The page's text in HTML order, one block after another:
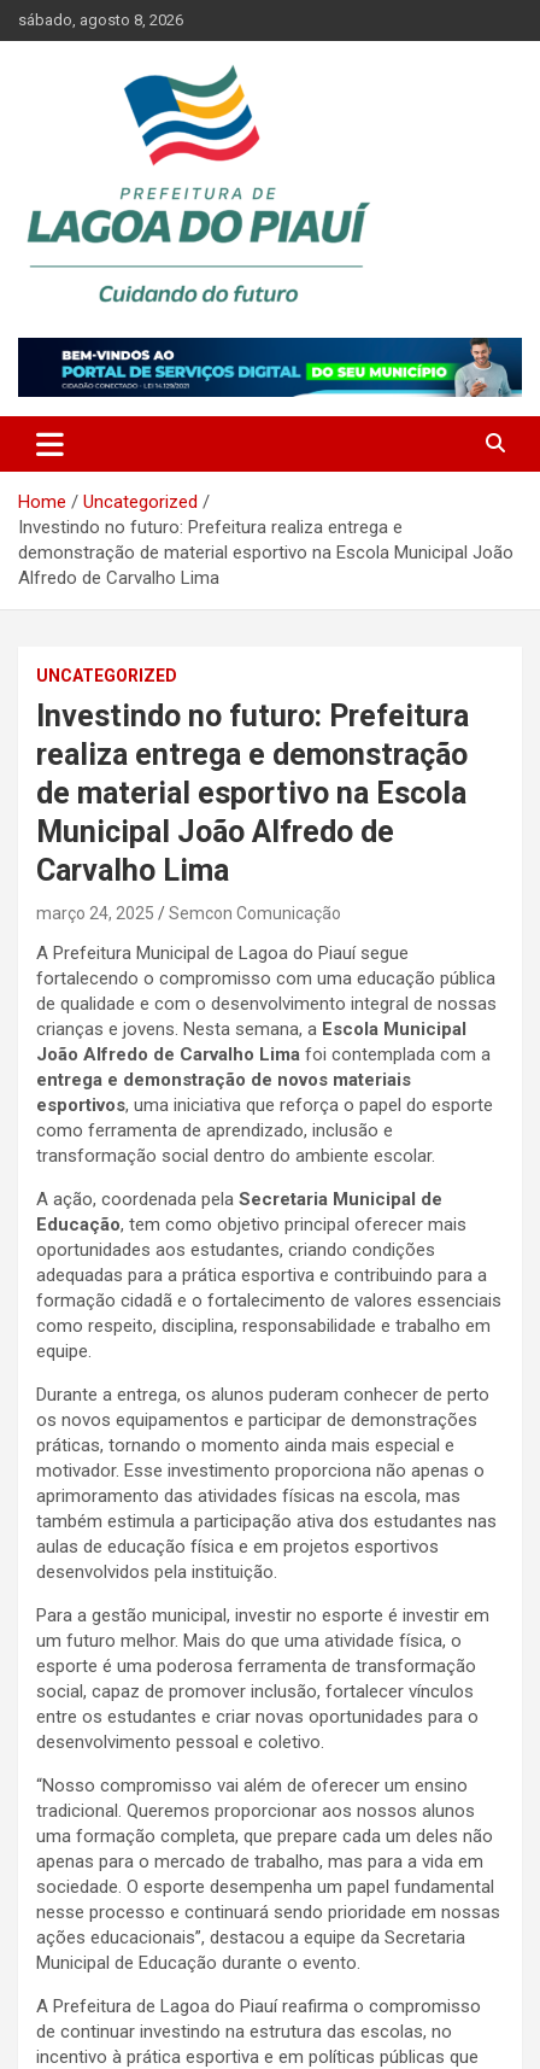
Skip
to
sábado, agosto 8, 2026
PREFEITURA DE LAGOA DO
PIAUÍ
Home
Uncategorized
Investindo no futuro: Prefeitura realiza entrega e
demonstração de material esportivo na Escola Municipal João
Alfredo de Carvalho Lima
UNCATEGORIZED
Investindo no futuro: Prefeitura
realiza entrega e demonstração
de material esportivo na Escola
Municipal João Alfredo de
Carvalho Lima
março 24, 2025 Semcon Comunicação
A Prefeitura Municipal de Lagoa do Piauí segue
fortalecendo o compromisso com uma educação pública
de qualidade e com o desenvolvimento integral de nossas
crianças e jovens. Nesta semana, a Escola Municipal
João Alfredo de Carvalho Lima foi contemplada com a
entrega e demonstração de novos materiais
esportivos, uma iniciativa que reforça o papel do esporte
como ferramenta de aprendizado, inclusão e
transformação social dentro do ambiente escolar.
A ação, coordenada pela Secretaria Municipal de
Educação, tem como objetivo principal oferecer mais
oportunidades aos estudantes, criando condições
adequadas para a prática esportiva e contribuindo para a
formação cidadã e o fortalecimento de valores essenciais
como respeito, disciplina, responsabilidade e trabalho em
equipe.
Durante a entrega, os alunos puderam conhecer de perto
os novos equipamentos e participar de demonstrações
práticas, tornando o momento ainda mais especial e
motivador. Esse investimento proporciona não apenas o
aprimoramento das atividades físicas na escola, mas
também estimula a participação ativa dos estudantes nas
aulas de educação física e em projetos esportivos
desenvolvidos pela instituição.
Para a gestão municipal, investir no esporte é investir em
um futuro melhor. Mais do que uma atividade física, o
esporte é uma poderosa ferramenta de transformação
social, capaz de promover inclusão, fortalecer vínculos
entre os estudantes e criar novas oportunidades para o
desenvolvimento pessoal e coletivo.
“Nosso compromisso vai além de oferecer um ensino
tradicional. Queremos proporcionar aos nossos alunos
uma formação completa, que prepare cada um deles não
apenas para o mercado de trabalho, mas para a vida em
sociedade. O esporte desempenha um papel fundamental
nesse processo e continuará sendo prioridade em nossas
ações educacionais”, destacou a equipe da Secretaria
Municipal de Educação durante o evento.
A Prefeitura de Lagoa do Piauí reafirma o compromisso
de continuar investindo na estrutura das escolas, no
incentivo à prática esportiva e em políticas públicas que